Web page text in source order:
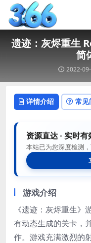
遗迹：灰烬重生
简
2022-
详情介绍 常见
资源直达 · 实时有
本站已为您深度检测
游戏介绍
《遗迹：灰烬重生
有动态生成的关卡，
作。游戏充满激烈的